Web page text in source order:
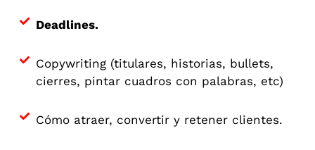
Deadlines.
Copywriting (titulares, historias, bullets,
cierres, pintar cuadros con palabras, etc)
Cómo atraer, convertir y retener clientes.